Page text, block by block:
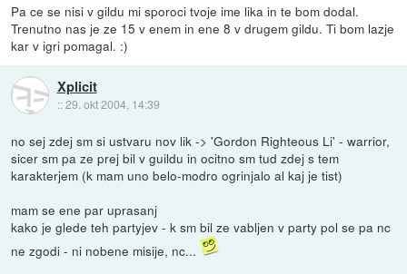
Pa ce se nisi v gildu mi sporoci tvoje ime lika in te bom dodal.
Trenutno nas je ze 15 v enem in ene 8 v drugem gildu. Ti bom lazje
kar v igri pomagal. :)
Xplicit
::29. okt 2004, 14:39
no sej zdej sm si ustvaru nov lik -> 'Gordon Righteous Li' - warrior,
sicer sm pa ze prej bil v guildu in ocitno sm tud zdej s tem
karakterjem (k mam uno belo-modro ogrinjalo al kaj je tist)
mam se ene par uprasanj
kako je glede teh partyjev - k sm bil ze vabljen v party pol se pa nc
ne zgodi - ni nobene misije, nc...